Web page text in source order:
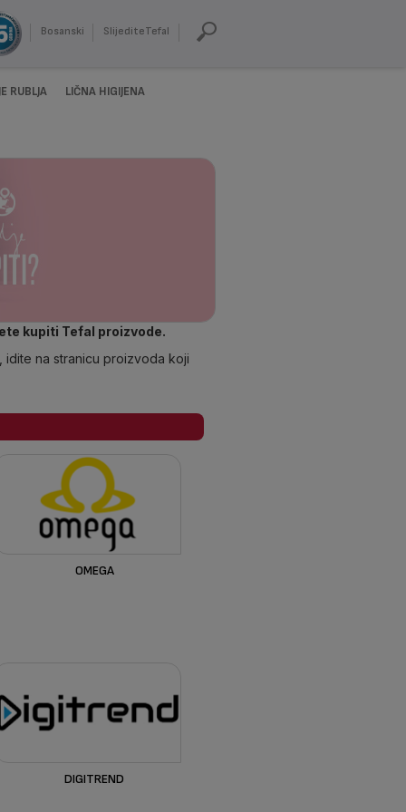
Bosanski SlijediteTefal
RUBLJA LIČNA HIGIJENA
kupiti Tefal proizvode.
na stranicu proizvoda koji
OMEGA
DIGITREND